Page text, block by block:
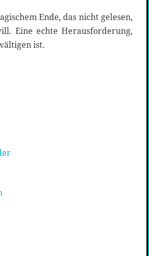
Ende, das nicht gelesen,
Eine echte Herausforderung,
ist.